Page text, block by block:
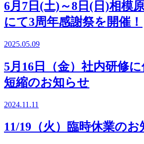
6月7日(土)～8日(日)相模
にて3周年感謝祭を開催！
2025.05.09
5月16日（金）社内研修
短縮のお知らせ
2024.11.11
11/19（火）臨時休業のお